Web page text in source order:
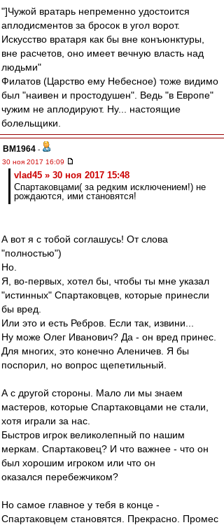
"]Чужой вратарь непременно удостоится
аплодисментов за бросок в угол ворот.
Искусство вратаря как бы вне конъюнктуры,
вне расчетов, оно имеет вечную власть над
людьми"
Филатов (Царство ему Небесное) тоже видимо
был "наивен и простодушен". Ведь "в Европе"
чужим не аплодируют. Ну... настоящие
болельщики.
BM1964 -
30 ноя 2017 16:09
vlad45 » 30 ноя 2017 15:48
Спартаковцами( за редким исключением!) не
рождаются, ими становятся!
А вот я с тобой соглашусь! От слова
"полностью")
Но.
Я, во-первых, хотел бы, чтобы ты мне указал
"истинных" Спартаковцев, которые принесли
бы вред.
Или это и есть Ребров. Если так, извини...
Ну може Олег Иванович? Да - он вред принес.
Для многих, это конечно Аленичев. Я бы
поспорил, но вопрос щепетильный.
А с другой стороны. Мало ли мы знаем
мастеров, которые Спартаковцами не стали,
хотя играли за нас.
Быстров игрок великолепный по нашим
меркам. Спартаковец? И что важнее - что он
был хорошим игроком или что он
оказался перебежчиком?
Но самое главное у тебя в конце -
Спартаковцем становятся. Прекрасно. Промес